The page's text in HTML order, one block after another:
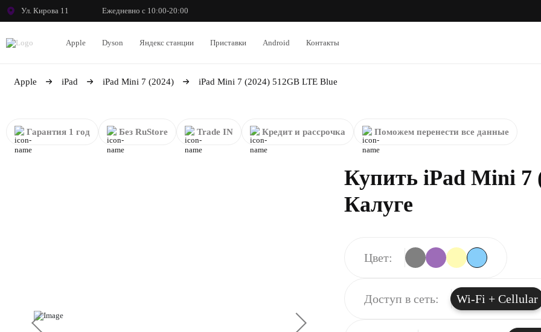
Ул. Кирова 11 Ежедневно с 10:00-20:00
Apple Dyson Яндекс станции Приставки Android Контакты
Apple iPad iPad Mini 7 (2024) iPad Mini 7 (2024) 512GB LTE Blue
Гарантия 1 год Без RuStore Trade IN Кредит и рассрочка Поможем перенести все данные
Купить iPad Mini 7
Калуге
Цвет:
Доступ в сеть: Wi-Fi + Cellular